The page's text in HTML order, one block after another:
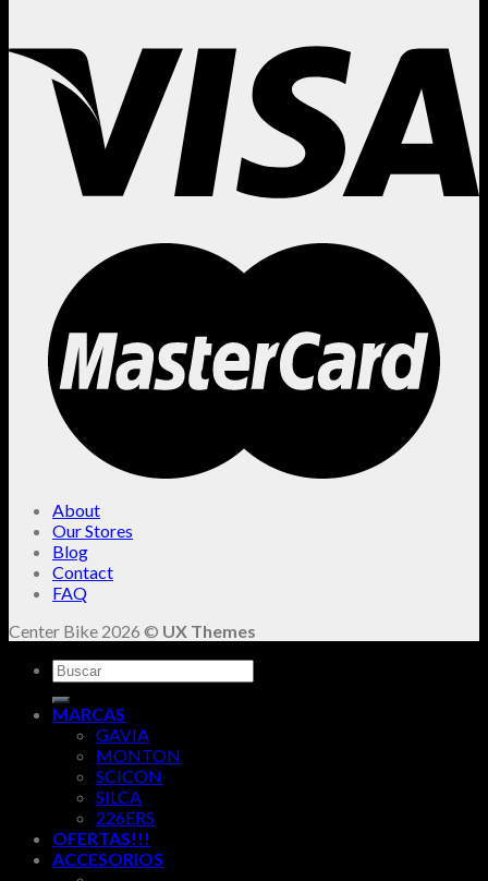
About
Our Stores
Blog
Contact
FAQ
Center Bike 2026 © UX Themes
Buscar
por:
MARCAS
GAVIA
MONTON
SCICON
SILCA
226ERS
OFERTAS!!!
ACCESORIOS